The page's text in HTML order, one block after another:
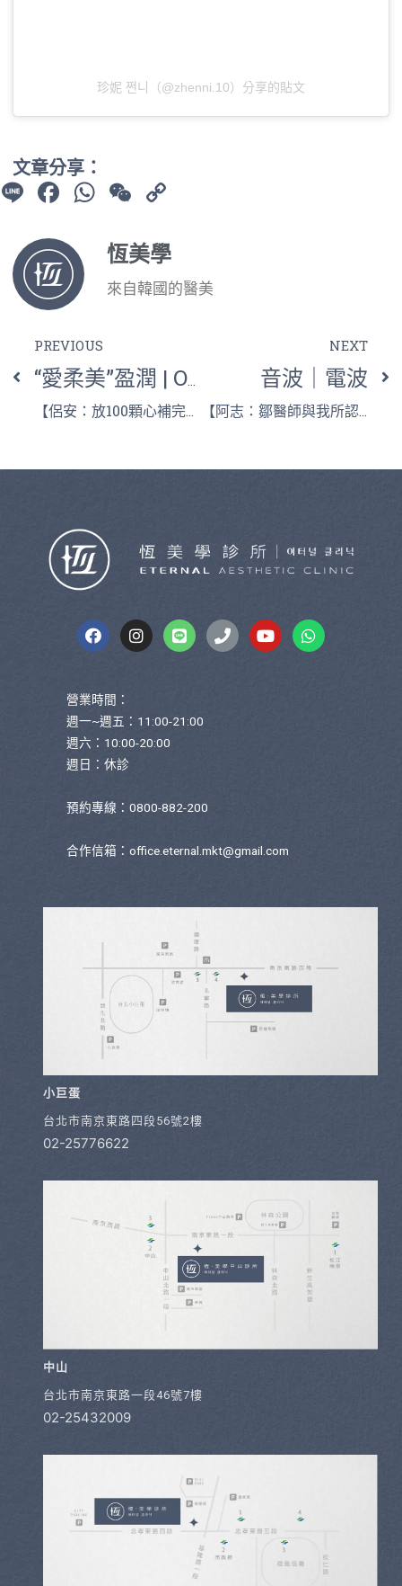
珍妮 쩐니（@zhenni.10）分享的貼文
文章分享：
LineFacebook
WhatsApp
WeChat
恆美學
來自韓國的醫美
PREVIOUS
“愛柔美”盈潤 | OBT動態女神玻尿酸
【侶安：放100顆心補完笑起來依舊自然】
NEXT
音波｜電波
【阿志：鄒醫師與我所認知的美是一致的！】
營業時間：
週一~週五：11:00-21:00
週六：10:00-20:00
週日：休診
預約專線：0800-882-200
合作信箱： office.eternal.mkt@gmail.com
小巨蛋
台北市南京東路四段56號2樓
02-25776622
中山
台北市南京東路一段46號7樓
02-25432009